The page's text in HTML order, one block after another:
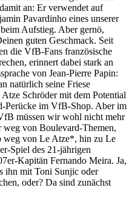
an: Er verwendet auf
Pavardinho eines unserer
Aufstieg. Aber gernö,
guten Geschmack. Seit
die VfB-Fans französische
erinnert dabei stark an
von Jean-Pierre Papin:
natürlich seine Friese
Schröder mit dem Potential
Perücke im VfB-Shop. Aber im
müssen wir wohl nicht mehr
von Boulevard-Themen,
weg von Le Atze*, hin zu Le
Spiel des 21-jährigen
Kapitän Fernando Meira. Ja,
ihn mit Toni Sunjic oder
oder? Da sind zunächst